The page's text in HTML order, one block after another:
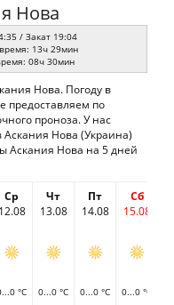
Нова
/ Закат 19:04
13ч 29мин
08ч 30мин
Нова. Погоду в
предоставляем по
проноза. У нас
Аскания Нова (Украина)
Аскания Нова на 5 дней
Ср
12.08
Чт
13.08
Пт
14.08
Сб
15.08
°C 0...0 °C 0...0 °C 0...0 °C